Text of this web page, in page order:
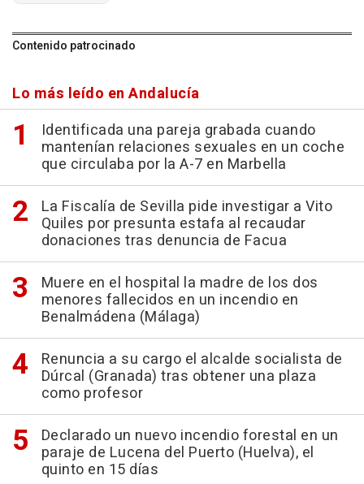
Contenido patrocinado
Lo más leído en Andalucía
Identificada una pareja grabada cuando
mantenían relaciones sexuales en un coche
que circulaba por la A-7 en Marbella
La Fiscalía de Sevilla pide investigar a Vito
Quiles por presunta estafa al recaudar
donaciones tras denuncia de Facua
Muere en el hospital la madre de los dos
menores fallecidos en un incendio en
Benalmádena (Málaga)
Renuncia a su cargo el alcalde socialista de
Dúrcal (Granada) tras obtener una plaza
como profesor
Declarado un nuevo incendio forestal en un
paraje de Lucena del Puerto (Huelva), el
quinto en 15 días